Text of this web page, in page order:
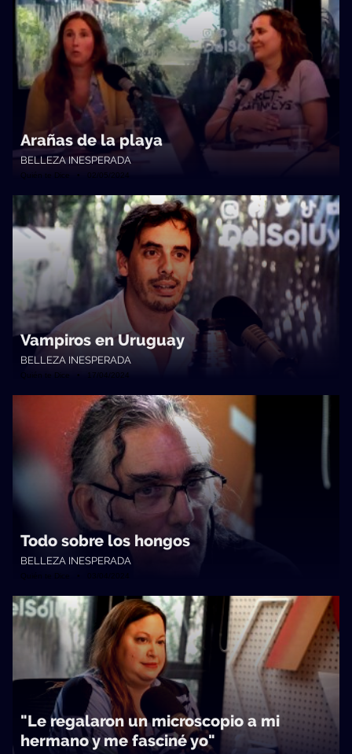
Arañas de la playa
BELLEZA INESPERADA
Quién te Dice • 02/05/2024
Vampiros en Uruguay
BELLEZA INESPERADA
Quién te Dice • 17/04/2024
Todo sobre los hongos
BELLEZA INESPERADA
Quién te Dice • 03/04/2024
"Le regalaron un microscopio a mi
hermano y me fasciné yo"